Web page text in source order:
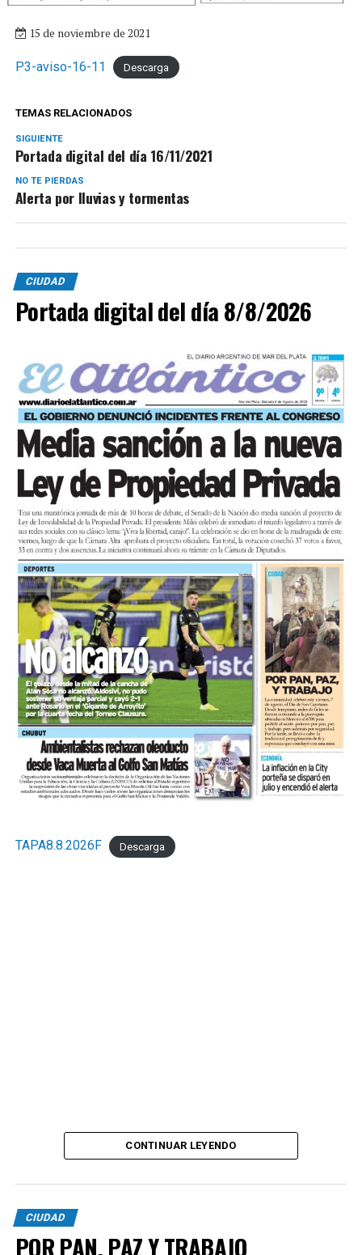
15 de noviembre de 2021
P3-aviso-16-11 Descarga
TEMAS RELACIONADOS
SIGUIENTE
Portada digital del día 16/11/2021
NO TE PIERDAS
Alerta por lluvias y tormentas
CIUDAD
Portada digital del día 8/8/2026
TAPA8.8.2026F Descarga
CONTINUAR LEYENDO
CIUDAD
POR PAN, PAZ Y TRABAJO